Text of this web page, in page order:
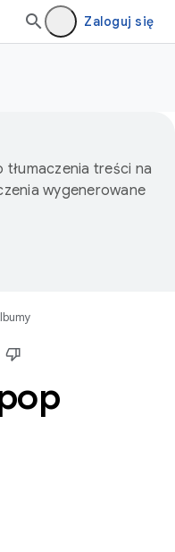
Zaloguj się
treści na
wygenerowane